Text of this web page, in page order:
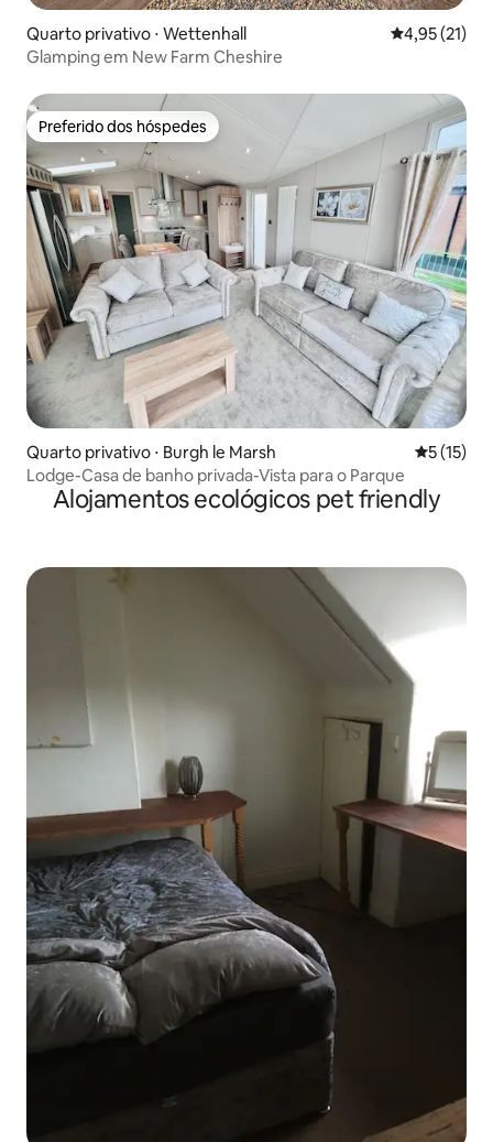
Quarto privativo ⋅ Wettenhall 4,95 de uma
4,95 (21)
Glamping em New Farm Cheshire
Preferido dos hóspedes
Preferido dos hóspedes
Quarto privativo ⋅ Burgh le Marsh 5 de uma
5 (15)
Lodge-Casa de banho privada-Vista para o Parque
Alojamentos ecológicos pet friendly